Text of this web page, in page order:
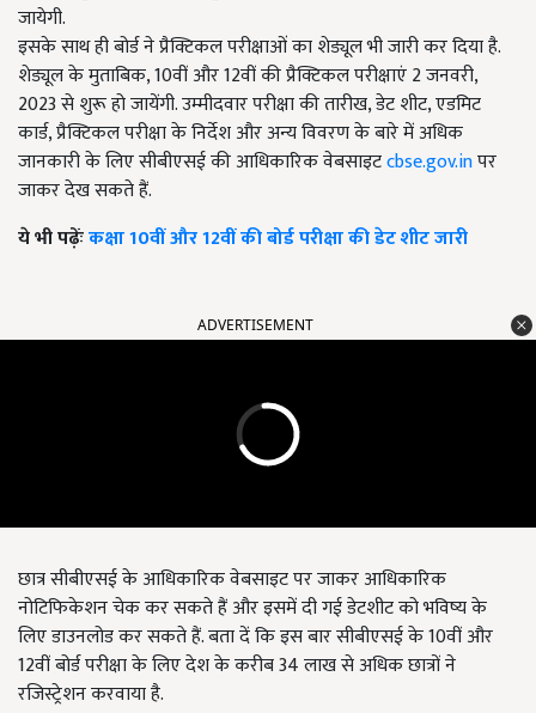
जायेगी.
इसके साथ ही बोर्ड ने प्रैक्टिकल परीक्षाओं का शेड्यूल भी जारी कर दिया है.
शेड्यूल के मुताबिक, 10वीं और 12वीं की प्रैक्टिकल परीक्षाएं 2 जनवरी,
2023 से शुरू हो जायेंगी. उम्मीदवार परीक्षा की तारीख, डेट शीट, एडमिट
कार्ड, प्रैक्टिकल परीक्षा के निर्देश और अन्य विवरण के बारे में अधिक
जानकारी के लिए सीबीएसई की आधिकारिक वेबसाइटcbse.gov.inपर
जाकर देख सकते हैं.
ये भी पढ़ेंःकक्षा 10वीं और 12वीं की बोर्ड परीक्षा की डेट शीट जारी
ADVERTISEMENT
छात्र सीबीएसई के आधिकारिक वेबसाइट पर जाकर आधिकारिक
नोटिफिकेशन चेक कर सकते हैं और इसमें दी गई डेटशीट को भविष्य के
लिए डाउनलोड कर सकते हैं. बता दें कि इस बार सीबीएसई के 10वीं और
12वीं बोर्ड परीक्षा के लिए देश के करीब 34 लाख से अधिक छात्रों ने
रजिस्ट्रेशन करवाया है.